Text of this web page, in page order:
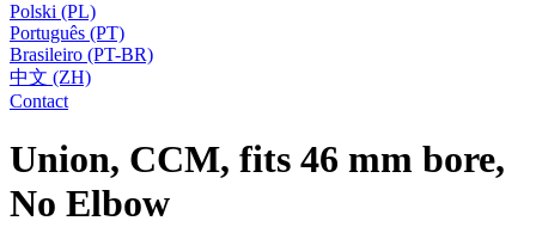
Polski (PL)
Português (PT)
Brasileiro (PT-BR)
中文 (ZH)
Contact
Union, CCM, fits 46 mm bore,
No Elbow